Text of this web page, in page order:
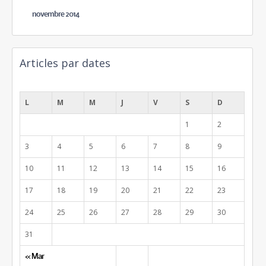
novembre 2014
Articles par dates
L M M J V S D
« Mar
1 2
3 4 5 6 7 8 9
10 11 12 13 14 15 16
17 18 19 20 21 22 23
24 25 26 27 28 29 30
31